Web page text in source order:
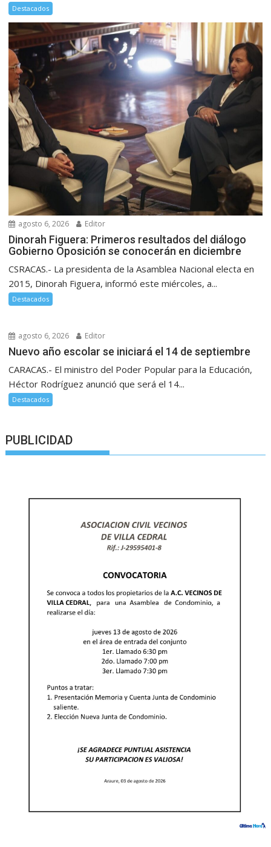
Destacados
agosto 6, 2026 Editor
Dinorah Figuera: Primeros resultados del diálogo
Gobierno Oposición se conocerán en diciembre
CSRACAS.- La presidenta de la Asamblea Nacional electa en
2015, Dinorah Figuera, informó este miércoles, a...
Destacados
agosto 6, 2026 Editor
Nuevo año escolar se iniciará el 14 de septiembre
CARACAS.- El ministro del Poder Popular para la Educación,
Héctor Rodríguez anunció que será el 14...
Destacados
PUBLICIDAD